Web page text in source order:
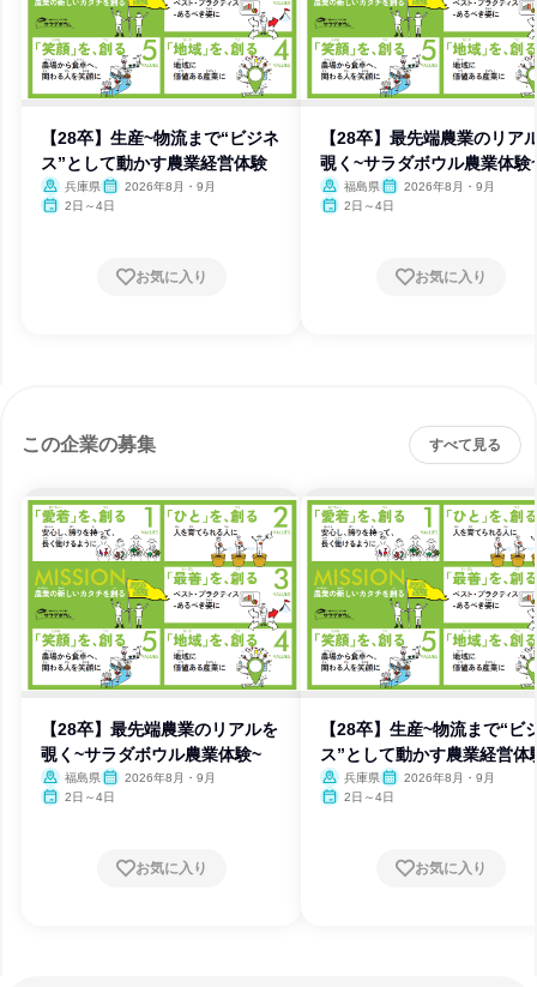
【28卒】生産~物流まで“ビジネ
ス”として動かす農業経営体験
兵庫県
2026年8月・9月
2日～4日
お気に入り
【28卒】最先端農業のリア
覗く~サラダボウル農業体験
福島県
2026年8月・9月
2日～4日
お気に入り
この企業の募集 すべて見る
【28卒】最先端農業のリアルを
覗く~サラダボウル農業体験~
福島県
2026年8月・9月
2日～4日
お気に入り
【28卒】生産~物流まで“ビ
ス”として動かす農業経営体
兵庫県
2026年8月・9月
2日～4日
お気に入り